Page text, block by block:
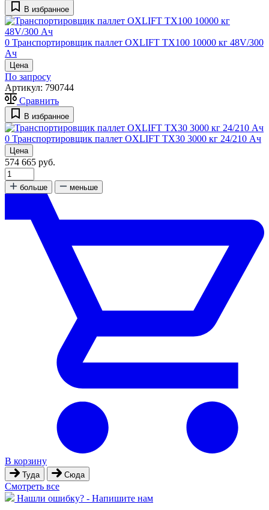
В избранное
0 Транспортировщик паллет OXLIFT TX100 10000 кг 48V/300
Ач
Цена
По запросу
Артикул: 790744
Сравнить
В избранное
0 Транспортировщик паллет OXLIFT TX30 3000 кг 24/210 Ач
Цена
574 665 руб.
больше меньше
В корзину
Туда Сюда
Cмотреть все
Hашли ошибку? - Напишите нам